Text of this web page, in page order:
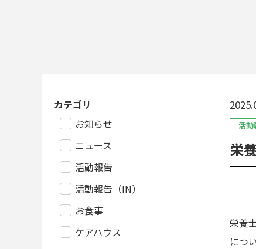
活動
栄
栄養
につ
カテゴリ
お知らせ
ニュース
活動報告
活動報告（IN）
お食事
ケアハウス